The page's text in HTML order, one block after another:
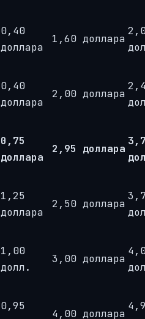
0,40
доллара
1,60 доллара
0,40
доллара
2,00 доллара
0,75
доллара
2,95 доллара
1,25
доллара
2,50 доллара
1,00
долл.
3,00 доллара
0,95
4,00 доллара